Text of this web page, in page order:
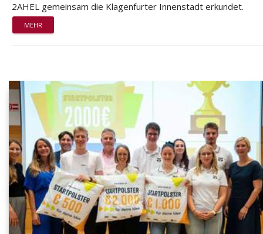
2AHEL gemeinsam die Klagenfurter Innenstadt erkundet.
MEHR